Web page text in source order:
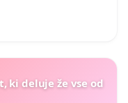
ki deluje že vse od